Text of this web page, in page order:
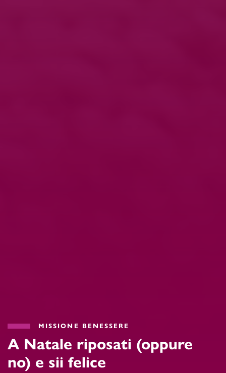
MISSIONE BENESSERE
A Natale riposati (oppure
no) e sii felice